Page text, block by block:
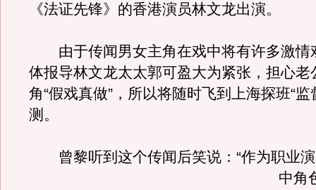
《法证先锋》的香港演员林文龙出演。
由于传闻男女主角在戏中将有许多激情
体报导林文龙太太郭可盈大为紧张，担心老
角“假戏真做”，所以将随时飞到上海探班“监
测。
曾黎听到这个传闻后笑说：“作为职业演
中角